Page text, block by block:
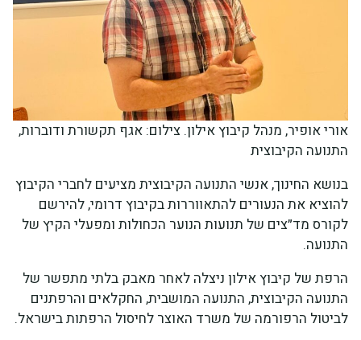
אורי אופיר, מנהל קיבוץ אילון. צילום: אגף תקשורת ודוברות,
התנועה הקיבוצית
בנושא החינוך, אנשי התנועה הקיבוצית מציעים לחברי הקיבוץ
להוציא את הנעורים להתאווררות בקיבוץ דרומי, להירשם
לקורס מד״צים של תנועות הנוער הכחולות ומפעלי הקיץ של
התנועה.
הרפת של קיבוץ אילון ניצלה לאחר מאבק בלתי מתפשר של
התנועה הקיבוצית, התנועה המושבית, החקלאים והרפתנים
לביטול הרפורמה של משרד האוצר לחיסול הרפתות בישראל.